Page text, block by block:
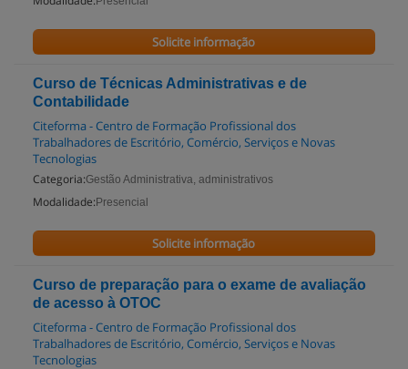
Solicite informação
Curso de Técnicas Administrativas e de
Contabilidade
Citeforma - Centro de Formação Profissional dos
Trabalhadores de Escritório, Comércio, Serviços e Novas
Tecnologias
Categoria:Gestão Administrativa, administrativos
Modalidade: Presencial
Solicite informação
Curso de preparação para o exame de avaliação
de acesso à OTOC
Citeforma - Centro de Formação Profissional dos
Trabalhadores de Escritório, Comércio, Serviços e Novas
Tecnologias